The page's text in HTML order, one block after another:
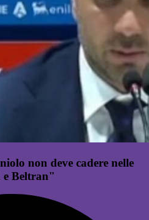
non deve cadere nelle
e Beltran"